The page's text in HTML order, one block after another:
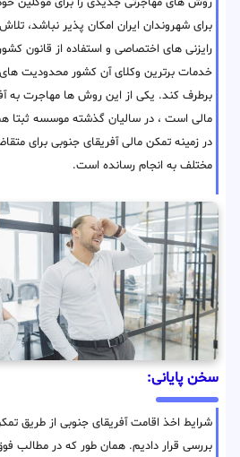
برای شهروندان ایران امکان پذیر نباشد،
رایزنی های اختصاصی و استفاده از قانون
خدمات برترین وکلای آن کشور محدودیت های
برطرف کند. یکی از این روش ها مهاجرت به
مالی است ، در سالیان گذشته موسسه ثبتا
در زمینه تمکن مالی آفریقای جنوبی برای
مختلف به انجام رسانده است.
سخن پایانی:
شرایط اخذ اقامت آفریقای جنوبی از طریق
بررسی قرار دادیم. همان طور که در مطالب